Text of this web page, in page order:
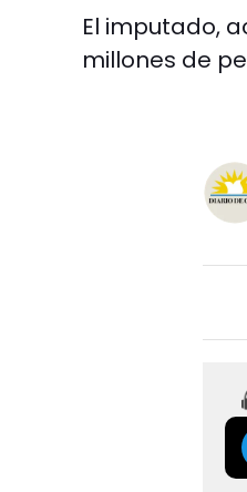
El imputado,
millones de